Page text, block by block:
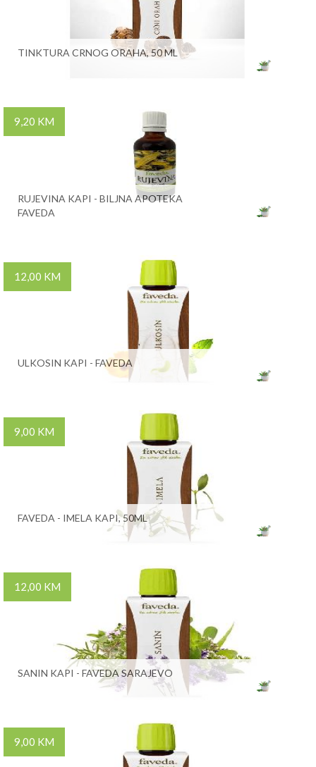
TINKTURA CRNOG ORAHA, 50 ML
9,20 KM
RUJEVINA KAPI - BILJNA APOTEKA
FAVEDA
12,00 KM
ULKOSIN KAPI - FAVEDA
9,00 KM
FAVEDA - IMELA KAPI, 50ML
12,00 KM
SANIN KAPI - FAVEDA SARAJEVO
9,00 KM